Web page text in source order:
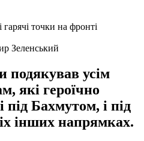
Зеленський
подякував усім
які героїчно
під Бахмутом, і під
інших напрямках.